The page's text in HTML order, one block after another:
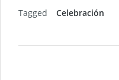
Tagged Celebración